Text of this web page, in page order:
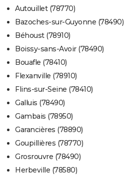
Autouillet (78770)
Bazoches-sur-Guyonne (78490)
Béhoust (78910)
Boissy-sans-Avoir (78490)
Bouafle (78410)
Flexanville (78910)
Flins-sur-Seine (78410)
Galluis (78490)
Gambais (78950)
Garancières (78890)
Goupillières (78770)
Grosrouvre (78490)
Herbeville (78580)